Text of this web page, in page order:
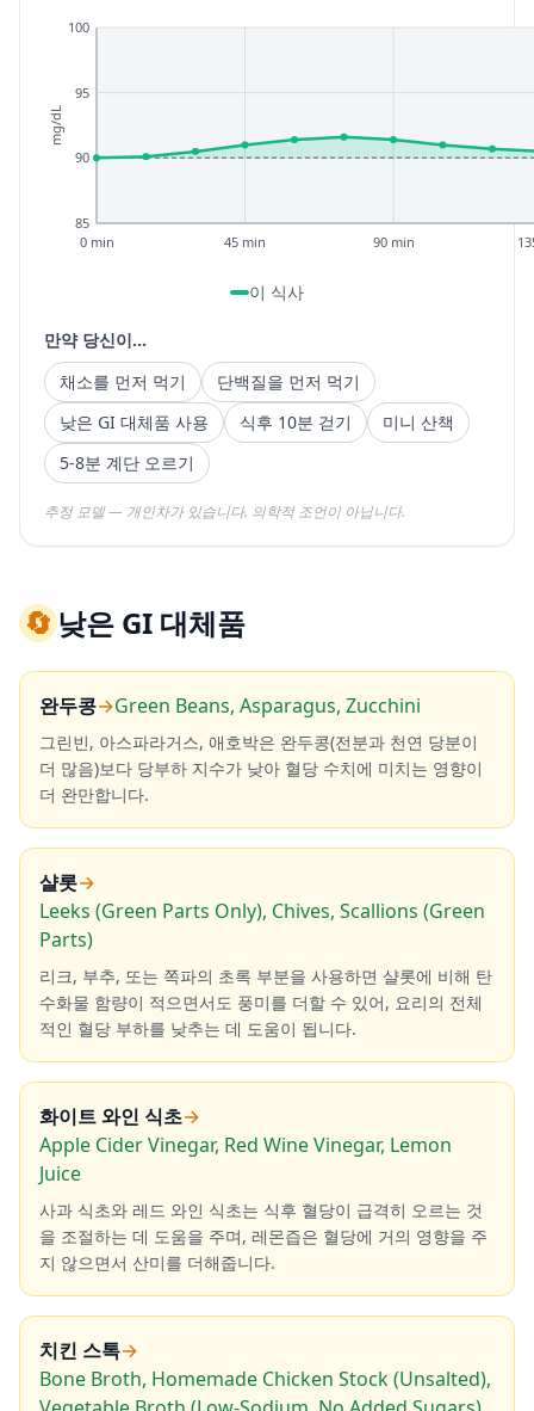
85
90
95
100
0 min 45 min 90 min
mg/dL
이 식사
만약 당신이...
채소를 먼저 먹기
단백질을 먼저 먹기
낮은 GI 대체품 사용
식후 10분 걷기
미니 산책
5-8분 계단 오르기
추정 모델 — 개인차가 있습니다. 의학적 조언이 아닙니다.
🔄낮은 GI 대체품
완두콩→Green Beans, Asparagus, Zucchini
그린빈, 아스파라거스, 애호박은 완두콩(전분과 천연 당분이
더 많음)보다 당부하 지수가 낮아 혈당 수치에 미치는 영향이
더 완만합니다.
샬롯→
Leeks (Green Parts Only), Chives, Scallions (Green
Parts)
리크, 부추, 또는 쪽파의 초록 부분을 사용하면 샬롯에 비해 탄
수화물 함량이 적으면서도 풍미를 더할 수 있어, 요리의 전체
적인 혈당 부하를 낮추는 데 도움이 됩니다.
화이트 와인 식초→
Apple Cider Vinegar, Red Wine Vinegar, Lemon
Juice
사과 식초와 레드 와인 식초는 식후 혈당이 급격히 오르는 것
을 조절하는 데 도움을 주며, 레몬즙은 혈당에 거의 영향을 주
지 않으면서 산미를 더해줍니다.
치킨 스톡→
Bone Broth, Homemade Chicken Stock (Unsalted),